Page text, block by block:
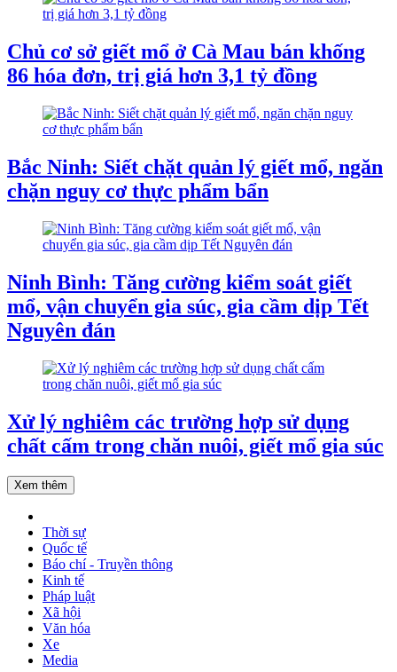
Chủ cơ sở giết mổ ở Cà Mau bán khống
86 hóa đơn, trị giá hơn 3,1 tỷ đồng
Bắc Ninh: Siết chặt quản lý giết mổ, ngăn
chặn nguy cơ thực phẩm bẩn
Ninh Bình: Tăng cường kiểm soát giết
mổ, vận chuyển gia súc, gia cầm dịp Tết
Nguyên đán
Xử lý nghiêm các trường hợp sử dụng
chất cấm trong chăn nuôi, giết mổ gia súc
Xem thêm
Thời sự
Quốc tế
Báo chí - Truyền thông
Kinh tế
Pháp luật
Xã hội
Văn hóa
Xe
Media